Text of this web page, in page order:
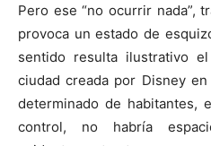
Pero ese “no ocurrir nada”,
provoca un estado de
sentido resulta ilustrativo
ciudad creada por Disney
determinado de habitantes,
control, no habría